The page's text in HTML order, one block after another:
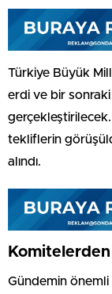
Türkiye Büyük
erdi ve bir sonraki
gerçekleştirilecek.
tekliflerin
alındı.
Komitelerden
Gündemin önemli